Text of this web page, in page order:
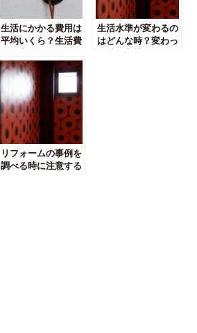
生活にかかる費用は
平均いくら？生活費
紹介！
生活水準が変わるの
はどんな時？変わっ
リフォームの事例を
調べる時に注意する